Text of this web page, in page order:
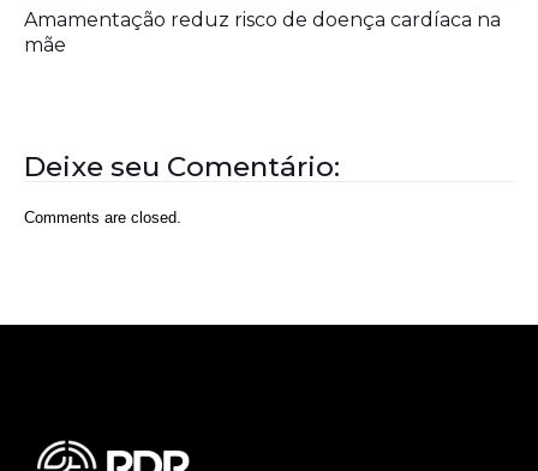
Amamentação reduz risco de doença cardíaca na
mãe
Deixe seu Comentário:
Comments are closed.